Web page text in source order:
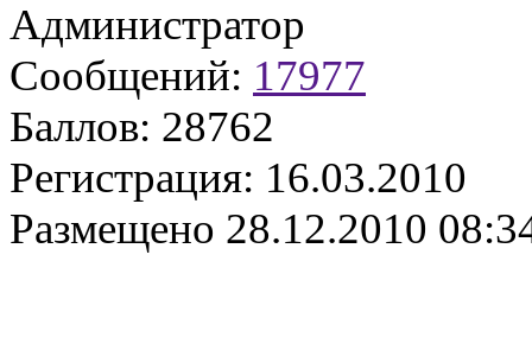
Администратор
Сообщений: 17977
Баллов: 28762
Регистрация: 16.03.2010
Размещено 28.12.2010